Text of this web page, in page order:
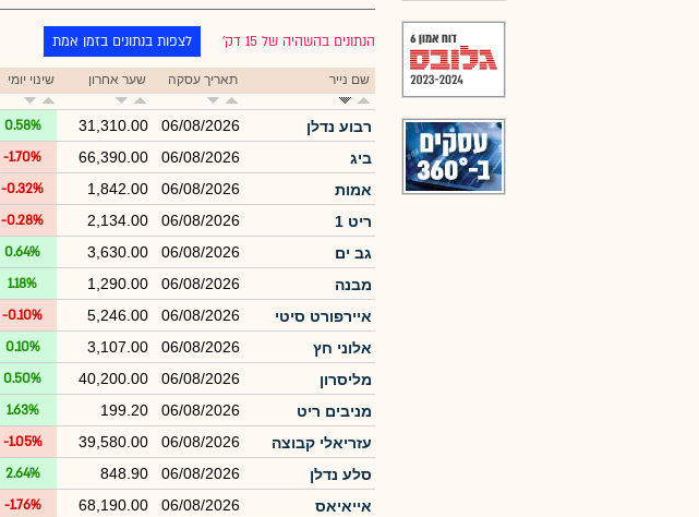
הנתונים בהשהיה של 15 דק׳ לצפות בנתונים בזמן אמת
שם נייר תאריך עסקה שער אחרון שינוי יומי
רבוע נדלן 06/08/2026
31,310.00
0.58%
ביג
06/08/2026
66,390.00
-1.70%
אמות
06/08/2026
1,842.00
-0.32%
ריט 1
06/08/2026
2,134.00
-0.28%
גב ים
06/08/2026
3,630.00
0.64%
מבנה
06/08/2026
1,290.00
1.18%
איירפורט סיטי
06/08/2026
5,246.00
-0.10%
אלוני חץ
06/08/2026
3,107.00
0.10%
מליסרון
06/08/2026
40,200.00
0.50%
מניבים ריט
06/08/2026
199.20
1.63%
עזריאלי קבוצה
06/08/2026
39,580.00
-1.05%
סלע נדלן
06/08/2026
848.90
2.64%
אייאיאס
06/08/2026
68,190.00
-1.76%